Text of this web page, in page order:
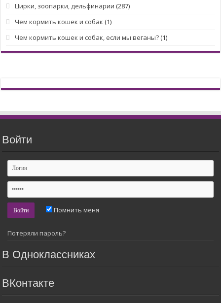
Цирки, зоопарки, дельфинарии (287)
Чем кормить кошек и собак (1)
Чем кормить кошек и собак, если мы веганы?(1)
Войти
Помнить меня
Потеряли пароль?
В Одноклассниках
ВКонтакте